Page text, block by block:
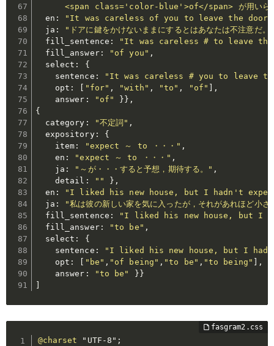
<span class='color-blue'>of</span> が用いら
  en
:
"It was careless of you to leave the door
  ja
:
"ドアに鍵をかけないままにするとはあなたは不注意だ。
  fill_sentence
:
"It was careless # to leave the
  fill_answer
: "of you" ,
  select
:
{
    sentence
:
"It was careless # you to leave
    opt
: "for" , "with" , "to" , "of"
,
    answer
: "of" } } ,
{
  category
: "不定詞" ,
  expository
:
{
    item
: "expect ～ to ・・・" ,
    en
: "expect ～ to ・・・" ,
    ja
: "～が・・・すると予想，期待する。" ,
    detail
: "" } ,
  en
:
"I liked his new house, but I hadn't
  ja
:
"私は彼の新しい家を気に入ったが，それがあれほど小
  fill_sentence
:
"I liked his new house, but I
  fill_answer
: "to be" ,
  select
:
{
    sentence
:
"I liked his new house, but I
    opt
: "be" , "of being" , "to be" , "to being"
,
    answer
: "to be" } }
@charset "UTF-8" ;